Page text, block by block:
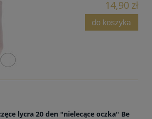
14,90 zł
do koszyka
lycra 20 den "nielecące oczka" Be